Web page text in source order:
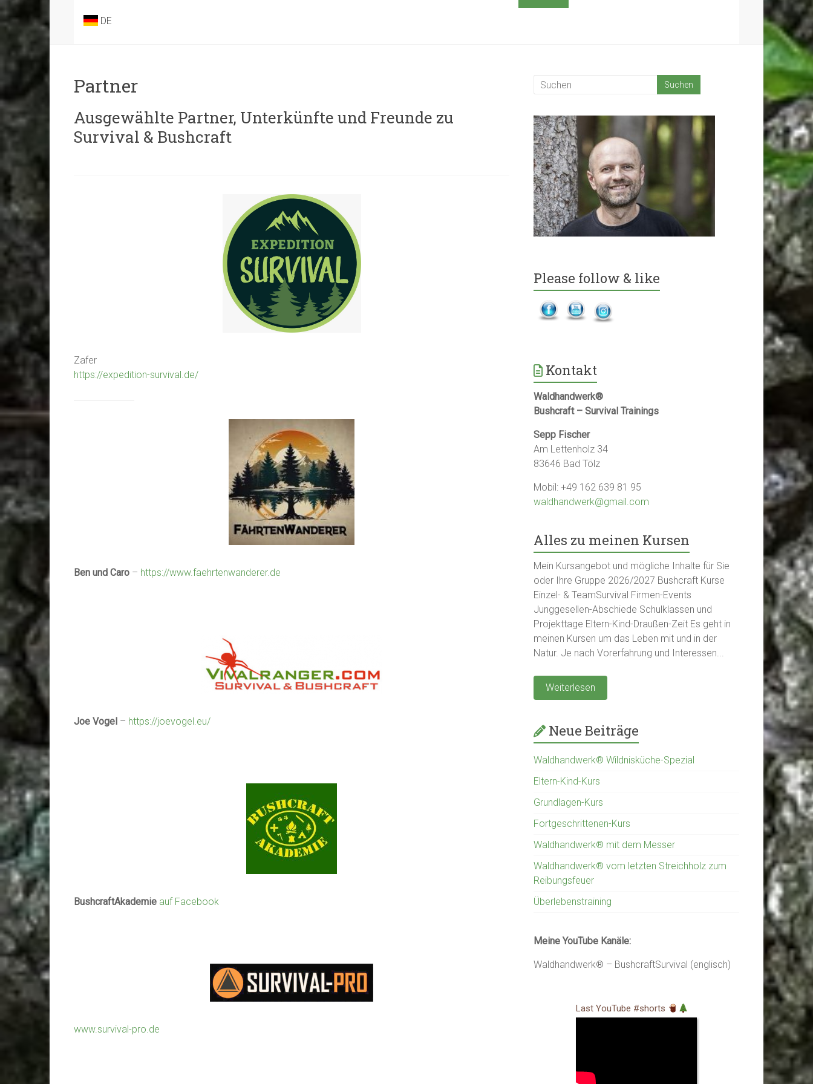
DE
Partner
Ausgewählte Partner, Unterkünfte und Freunde zu
Survival & Bushcraft
Zafer
https://expedition-survival.de/
Ben und Caro – https://www.faehrtenwanderer.de
Joe Vogel – https://joevogel.eu/
BushcraftAkademie auf Facebook
www.survival-pro.de
Please follow & like
Kontakt
Waldhandwerk®
Bushcraft – Survival Trainings
Sepp Fischer
Am Lettenholz 34
83646 Bad Tölz
Mobil: +49 162 639 81 95
waldhandwerk@gmail.com
Alles zu meinen Kursen
Mein Kursangebot und mögliche Inhalte für Sie
oder Ihre Gruppe 2026/2027 Bushcraft Kurse
Einzel- & TeamSurvival Firmen-Events
Junggesellen-Abschiede Schulklassen und
Projekttage Eltern-Kind-Draußen-Zeit Es geht in
meinen Kursen um das Leben mit und in der
Natur. Je nach Vorerfahrung und Interessen...
Weiterlesen
Neue Beiträge
Waldhandwerk® Wildnisküche-Spezial
Eltern-Kind-Kurs
Grundlagen-Kurs
Fortgeschrittenen-Kurs
Waldhandwerk® mit dem Messer
Waldhandwerk® vom letzten Streichholz zum
Reibungsfeuer
Überlebenstraining
Meine YouTube Kanäle:
Waldhandwerk® – BushcraftSurvival (englisch)
Last YouTube #shorts